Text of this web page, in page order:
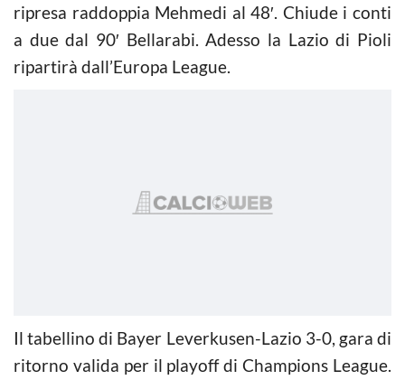
ripresa raddoppia Mehmedi al 48′. Chiude i conti
a due dal 90′ Bellarabi. Adesso la Lazio di Pioli
ripartirà dall’Europa League.
Il tabellino di Bayer Leverkusen-Lazio 3-0, gara di
ritorno valida per il playoff di Champions League.